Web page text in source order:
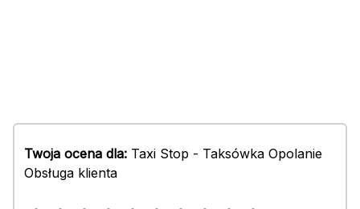
Twoja ocena dla: Taxi Stop - Taksówka Opolanie
Obsługa klienta